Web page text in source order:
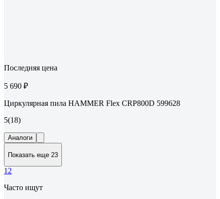
Последняя цена
5 690 ₽
Циркулярная пила HAMMER Flex CRP800D 599628
5(18)
Аналоги
Показать еще 23
1 2
Часто ищут